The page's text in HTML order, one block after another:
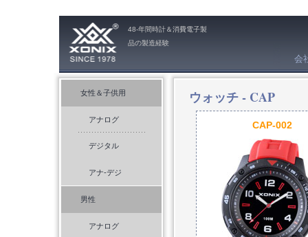
48-年間時計＆消費電子製
品の製造経験
会
女性＆子供用
アナログ
デジタル
アナ-デジ
男性
アナログ
ウォッチ - CAP
CAP-002